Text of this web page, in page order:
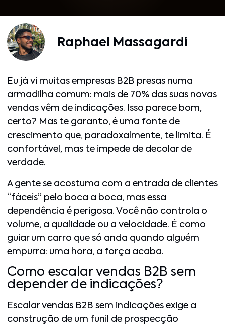
Raphael Massagardi
Eu já vi muitas empresas B2B presas numa
armadilha comum: mais de 70% das suas novas
vendas vêm de indicações. Isso parece bom,
certo? Mas te garanto, é uma fonte de
crescimento que, paradoxalmente, te limita. É
confortável, mas te impede de decolar de
verdade.
A gente se acostuma com a entrada de clientes
“fáceis” pelo boca a boca, mas essa
dependência é perigosa. Você não controla o
volume, a qualidade ou a velocidade. É como
guiar um carro que só anda quando alguém
empurra: uma hora, a força acaba.
Como escalar vendas B2B sem
depender de indicações?
Escalar vendas B2B sem indicações exige a
construção de um funil de prospecção